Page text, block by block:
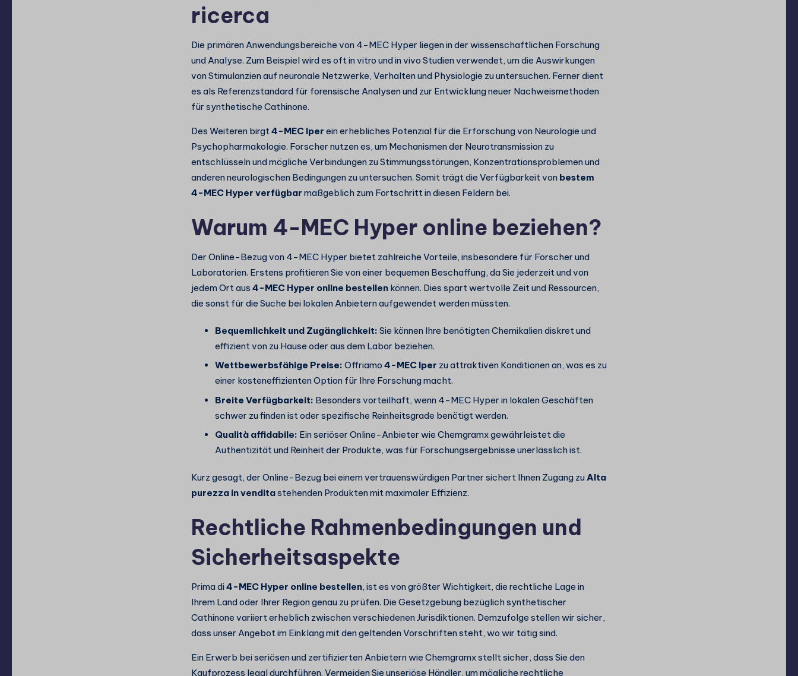
ricerca
Die primären Anwendungsbereiche von 4-MEC Hyper liegen in der wissenschaftlichen Forschung
und Analyse. Zum Beispiel wird es oft in vitro und in vivo Studien verwendet, um die Auswirkungen
von Stimulanzien auf neuronale Netzwerke, Verhalten und Physiologie zu untersuchen. Ferner dient
es als Referenzstandard für forensische Analysen und zur Entwicklung neuer Nachweismethoden
für synthetische Cathinone.
Des Weiteren birgt4-MEC Iper ein erhebliches Potenzial für die Erforschung von Neurologie und
Psychopharmakologie. Forscher nutzen es, um Mechanismen der Neurotransmission zu
entschlüsseln und mögliche Verbindungen zu Stimmungsstörungen, Konzentrationsproblemen und
anderen neurologischen Bedingungen zu untersuchen. Somit trägt die Verfügbarkeit von bestem
4-MEC Hyper verfügbar maßgeblich zum Fortschritt in diesen Feldern bei.
Warum 4-MEC Hyper online beziehen?
Der Online-Bezug von 4-MEC Hyper bietet zahlreiche Vorteile, insbesondere für Forscher und
Laboratorien. Erstens profitieren Sie von einer bequemen Beschaffung, da Sie jederzeit und von
jedem Ort aus 4-MEC Hyper online bestellen können. Dies spart wertvolle Zeit und Ressourcen,
die sonst für die Suche bei lokalen Anbietern aufgewendet werden müssten.
Bequemlichkeit und Zugänglichkeit: Sie können Ihre benötigten Chemikalien diskret und
effizient von zu Hause oder aus dem Labor beziehen.
Wettbewerbsfähige Preise: Offriamo 4-MEC Iper zu attraktiven Konditionen an, was es zu
einer kosteneffizienten Option für Ihre Forschung macht.
Breite Verfügbarkeit: Besonders vorteilhaft, wenn 4-MEC Hyper in lokalen Geschäften
schwer zu finden ist oder spezifische Reinheitsgrade benötigt werden.
Qualità affidabile: Ein seriöser Online-Anbieter wie Chemgramx gewährleistet die
Authentizität und Reinheit der Produkte, was für Forschungsergebnisse unerlässlich ist.
Kurz gesagt, der Online-Bezug bei einem vertrauenswürdigen Partner sichert Ihnen Zugang zuAlta
purezza in venditastehenden Produkten mit maximaler Effizienz.
Rechtliche Rahmenbedingungen und
Sicherheitsaspekte
Prima di4-MEC Hyper online bestellen, ist es von größter Wichtigkeit, die rechtliche Lage in
Ihrem Land oder Ihrer Region genau zu prüfen. Die Gesetzgebung bezüglich synthetischer
Cathinone variiert erheblich zwischen verschiedenen Jurisdiktionen. Demzufolge stellen wir sicher,
dass unser Angebot im Einklang mit den geltenden Vorschriften steht, wo wir tätig sind.
Ein Erwerb bei seriösen und zertifizierten Anbietern wie Chemgramx stellt sicher, dass Sie den
Kaufprozess legal durchführen. Vermeiden Sie unseriöse Händler, um mögliche rechtliche